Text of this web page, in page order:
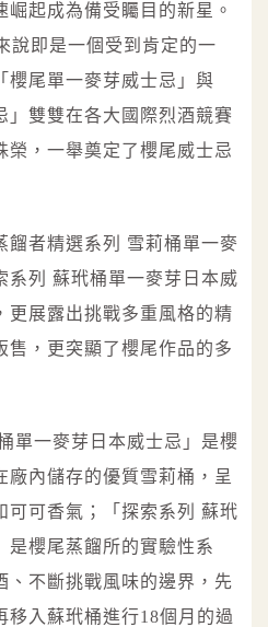
起成為備受矚目的新星。
說即是一個受到肯定的一
櫻尾單一麥芽威士忌」與
」雙雙在各大國際烈酒競賽
榮，一舉奠定了櫻尾威士忌
餾者精選系列 雪莉桶單一麥
系列 蘇玳桶單一麥芽日本威
更展露出挑戰多重風格的精
售，更突顯了櫻尾作品的多
單一麥芽日本威士忌」是櫻
廠內儲存的優質雪莉桶，呈
可可香氣；「探索系列 蘇玳
是櫻尾蒸餾所的實驗性系
、不斷挑戰風味的邊界，先
移入蘇玳桶進行18個月的過